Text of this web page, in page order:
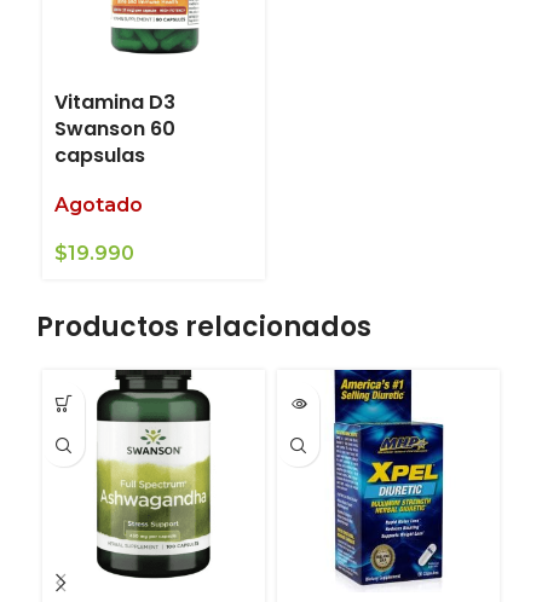
Vitamina D3
Swanson 60
capsulas
Agotado
$19.990
Productos relacionados